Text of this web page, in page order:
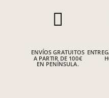

ENVÍOS GRATUITOS
A PARTIR DE 100€
EN PENÍNSULA.